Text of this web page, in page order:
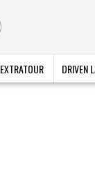
EXTRATOUR DRIVEN